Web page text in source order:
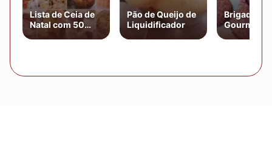
Lista de Ceia de
Natal com 50
Receitas
Pão de Queijo de
Liquidificador
Brigadeiro
Gourmet
Chocolate